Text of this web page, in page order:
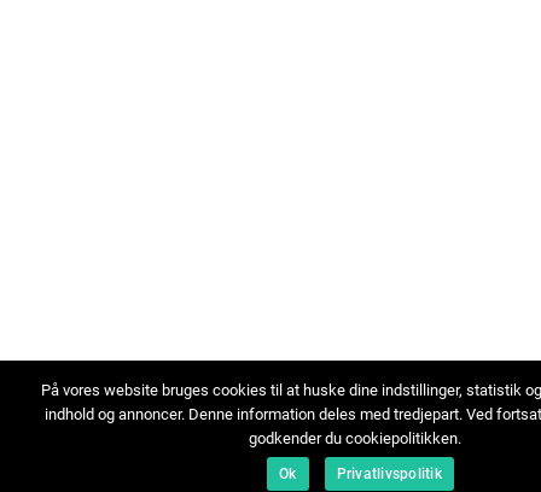
På vores website bruges cookies til at huske dine indstillinger, statistik
indhold og annoncer. Denne information deles med tredjepart. Ved
godkender du cookiepolitikken.
Ok Privatlivspolitik